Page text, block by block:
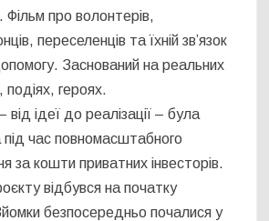
Фільм про волонтерів,
переселенців та їхній зв’язок
Заснований на реальних
подіях, героях.
від ідеї до реалізації – була
під час повномасштабного
за кошти приватних інвесторів.
відбувся на початку
безпосередньо почалися у